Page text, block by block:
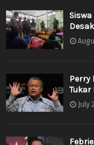
Perry
Tukar
July